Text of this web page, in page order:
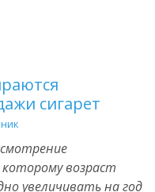
сигарет
возраст
увеличивать на год